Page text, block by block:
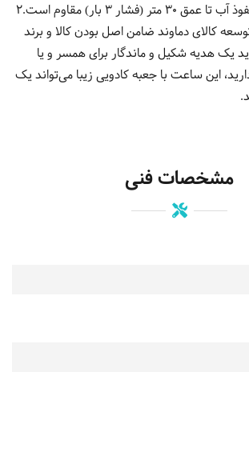
در مقابل رطوبت و نفوذ آب تا عمق 30 متر (فشار 3 بار) مقاوم است.2
کالای دماوند ضامن اصل بودن کالا و برند
یک هدیه شکیل و ماندگار برای همسر و یا
این ساعت با جعبه کادویی زیبا می‌تواند یک
مشخصات فنی